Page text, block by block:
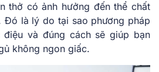
thở có ảnh hưởng đến thể chất
Đó là lý do tại sao phương pháp
và đúng cách sẽ giúp bạn
không ngon giấc.